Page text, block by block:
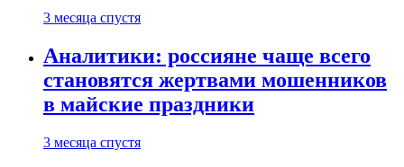
3 месяца спустя
Аналитики: россияне чаще всего
становятся жертвами мошенников
в майские праздники
3 месяца спустя